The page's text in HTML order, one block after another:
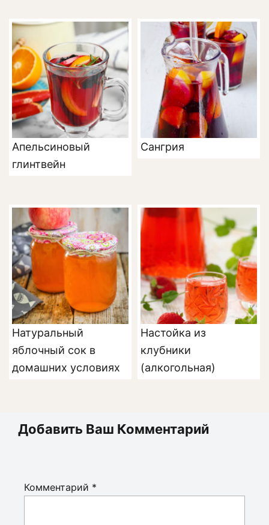
Апельсиновый
глинтвейн
Сангрия
Натуральный
яблочный сок в
домашних условиях
Настойка из
клубники
(алкогольная)
Добавить Ваш Комментарий
Комментарий *